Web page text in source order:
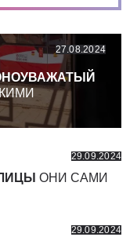
27.08.2024
29.09.2024
ОНИ САМИ
29.09.2024